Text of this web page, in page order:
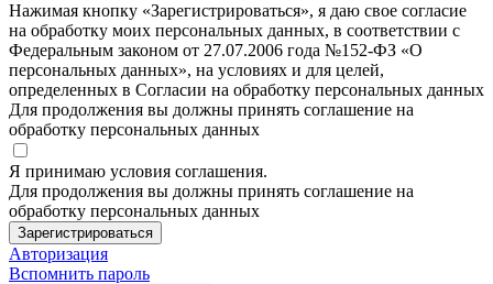
Нажимая кнопку «Зарегистрироваться», я даю свое согласие
на обработку моих персональных данных, в соответствии с
Федеральным законом от 27.07.2006 года №152-ФЗ «О
персональных данных», на условиях и для целей,
определенных в Согласии на обработку персональных данных
Для продолжения вы должны принять соглашение на
обработку персональных данных
Я принимаю условия соглашения.
Для продолжения вы должны принять соглашение на
обработку персональных данных
Зарегистрироваться
Авторизация
Вспомнить пароль